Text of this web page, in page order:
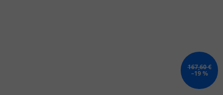
167,60 €
–19 %